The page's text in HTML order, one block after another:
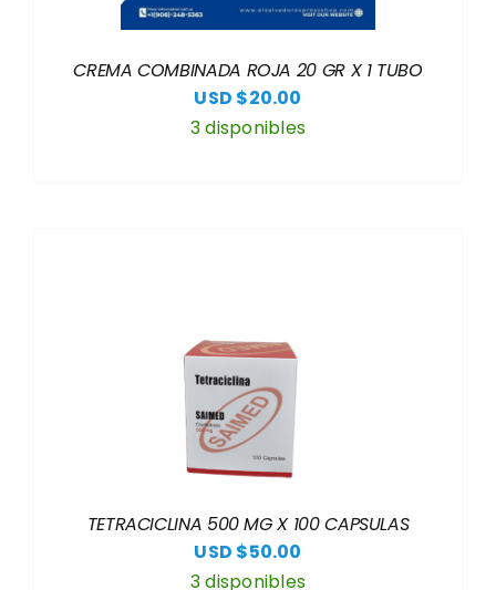
CREMA COMBINADA ROJA 20 GR X 1 TUBO
USD $20.00
3 disponibles
TETRACICLINA 500 MG X 100 CAPSULAS
USD $50.00
3 disponibles